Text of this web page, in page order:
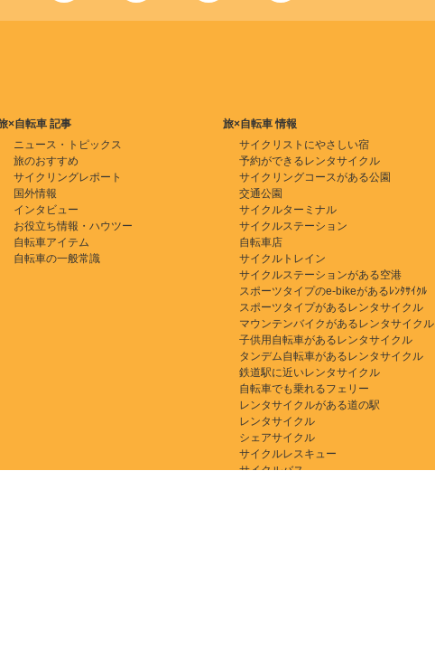
×自転車 記事
ニュース・トピックス
旅のおすすめ
サイクリングレポート
国外情報
インタビュー
お役立ち情報・ハウツー
自転車アイテム
自転車の一般常識
旅×自転車 情報
サイクリストにやさしい宿
予約ができるレンタサイクル
サイクリングコースがある公園
交通公園
サイクルターミナル
サイクルステーション
自転車店
サイクルトレイン
サイクルステーションがある空港
スポーツタイプのe-bikeがあるﾚﾝﾀｻｲｸﾙ
スポーツタイプがあるレンタサイクル
マウンテンバイクがあるレンタサイクル
子供用自転車があるレンタサイクル
タンデム自転車があるレンタサイクル
鉄道駅に近いレンタサイクル
自転車でも乗れるフェリー
レンタサイクルがある道の駅
レンタサイクル
シェアサイクル
サイクルレスキュー
サイクルバス